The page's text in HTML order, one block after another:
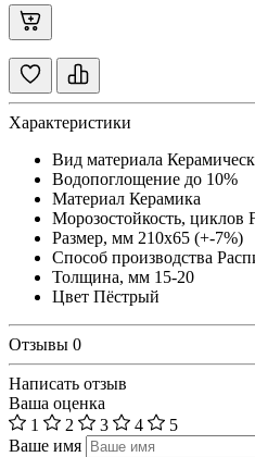
Характеристики
Вид материала
Водопоглощение до 10%
Материал Керамика
Морозостойкость, циклов
Размер, мм 210х65 (+-7%)
Способ производства
Толщина, мм 15-20
Цвет Пёстрый
Отзывы 0
Написать отзыв
Ваша оценка
1
2 3 4
5
Ваше имя